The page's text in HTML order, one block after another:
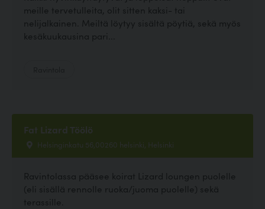
meille tervetulleita, olit sitten kaksi- tai
nelijalkainen. Meiltä löytyy sisältä pöytiä, sekä myös
kesäkuukausina pari...
Fat Lizard Töölö
Helsinginkatu 56,00260 helsinki, Helsinki
Ravintolassa pääsee koirat Lizard loungen puolelle
(eli sisällä rennolle ruoka/juoma puolelle) sekä
terassille.